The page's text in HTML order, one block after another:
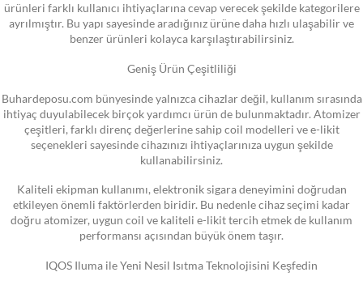
ürünleri farklı kullanıcı ihtiyaçlarına cevap verecek şekilde kategorilere
ayrılmıştır. Bu yapı sayesinde aradığınız ürüne daha hızlı ulaşabilir ve
benzer ürünleri kolayca karşılaştırabilirsiniz.
Geniş Ürün Çeşitliliği
Buhardeposu.com bünyesinde yalnızca cihazlar değil, kullanım sırasında
ihtiyaç duyulabilecek birçok yardımcı ürün de bulunmaktadır. Atomizer
çeşitleri, farklı direnç değerlerine sahip coil modelleri ve e-likit
seçenekleri sayesinde cihazınızı ihtiyaçlarınıza uygun şekilde
kullanabilirsiniz.
Kaliteli ekipman kullanımı, elektronik sigara deneyimini doğrudan
etkileyen önemli faktörlerden biridir. Bu nedenle cihaz seçimi kadar
doğru atomizer, uygun coil ve kaliteli e-likit tercih etmek de kullanım
performansı açısından büyük önem taşır.
IQOS Iluma ile Yeni Nesil Isıtma Teknolojisini Keşfedin